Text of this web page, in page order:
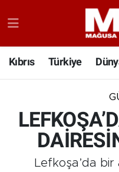
Kıbrıs Türkiye
Lefkoşa’da